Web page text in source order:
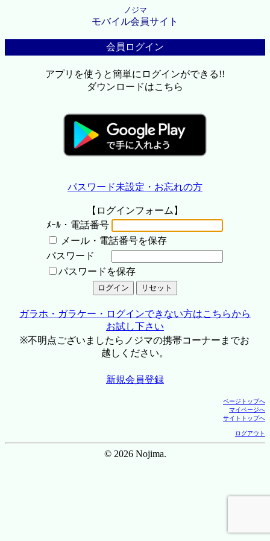
ノジマ
モバイル会員サイト
会員ログイン
アプリを使うと簡単にログインができる!!
ダウンロードはこちら
パスワード未設定・お忘れの方
【ログインフォーム】
ﾒｰﾙ・電話番号
メール・電話番号を保存
パスワード
パスワードを保存
ガラホ・ガラケー・ログインできない方はこちらから
お試し下さい
※不明点ございましたらノジマの携帯コーナーまでお
越しください。
新規会員登録
ページトップへ
マイページへ
サイトトップへ
ログアウト
© 2026 Nojima.